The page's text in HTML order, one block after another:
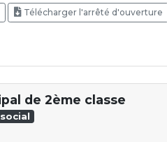
Télécharger l'arrêté d'ouverture
de 2ème classe